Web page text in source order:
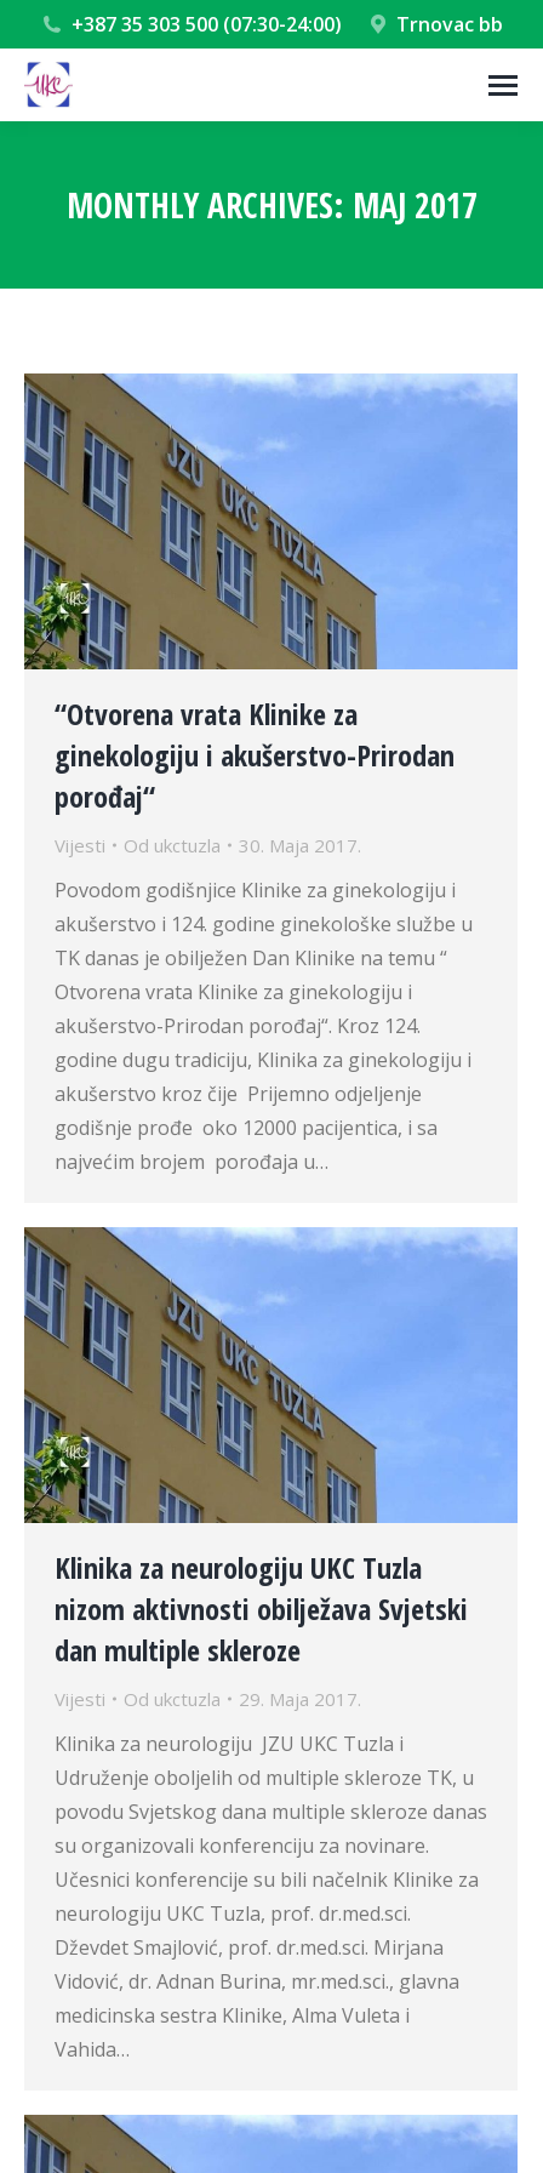
+387 35 303 500 (07:30-24:00) Trnovac bb
MONTHLY ARCHIVES: MAJ 2017
“Otvorena vrata Klinike za
ginekologiju i akušerstvo-Prirodan
porođaj“
Vijesti Od ukctuzla 30. Maja 2017.
Povodom godišnjice Klinike za ginekologiju i
akušerstvo i 124. godine ginekološke službe u
TK danas je obilježen Dan Klinike na temu “
Otvorena vrata Klinike za ginekologiju i
akušerstvo-Prirodan porođaj“. Kroz 124.
godine dugu tradiciju, Klinika za ginekologiju i
akušerstvo kroz čije Prijemno odjeljenje
godišnje prođe oko 12000 pacijentica, i sa
najvećim brojem porođaja u…
Klinika za neurologiju UKC Tuzla
nizom aktivnosti obilježava Svjetski
dan multiple skleroze
Vijesti Od ukctuzla 29. Maja 2017.
Klinika za neurologiju JZU UKC Tuzla i
Udruženje oboljelih od multiple skleroze TK, u
povodu Svjetskog dana multiple skleroze danas
su organizovali konferenciju za novinare.
Učesnici konferencije su bili načelnik Klinike za
neurologiju UKC Tuzla, prof. dr.med.sci.
Dževdet Smajlović, prof. dr.med.sci. Mirjana
Vidović, dr. Adnan Burina, mr.med.sci., glavna
medicinska sestra Klinike, Alma Vuleta i
Vahida…